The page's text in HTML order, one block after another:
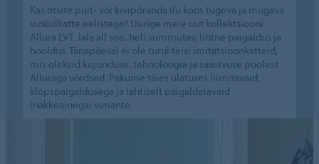
Kas otsite puit- või kivipõranda ilu koos tugeva ja mugava
vinüülkatte eelistega? Uurige meie uut kollektsiooni
Allura LVT. Jala all soe, heli summutav, lihtne paigaldus ja
hooldus. Tänapäeval ei ole turul teisi imitatsioonkatteid,
mis oleksid kujunduse, tehnoloogia ja säästvuse poolest
Alluraga võrdsed. Pakume täies ulatuses liimitavaid,
klõpspaigaldusega ja lahtiselt paigaldatavaid
(nakkeainega) variante.